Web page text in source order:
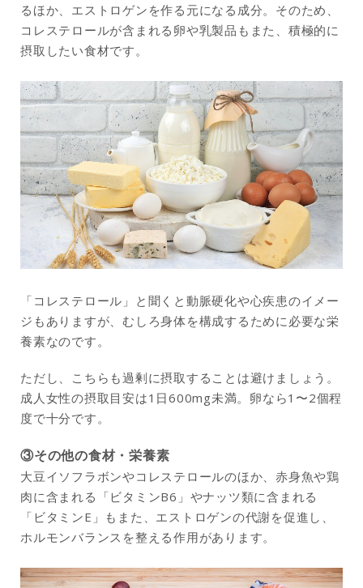
るほか、エストロゲンを作る元になる成分。そのため、
コレステロールが含まれる卵や乳製品もまた、積極的に
摂取したい食材です。
「コレステロール」と聞くと動脈硬化や心疾患のイメー
ジもありますが、むしろ身体を構成するために必要な栄
養素なのです。
ただし、こちらも過剰に摂取することは避けましょう。
成人女性の摂取目安は1日600mg未満。卵なら1〜2個程
度で十分です。
③その他の食材・栄養素
大豆イソフラボンやコレステロールのほか、赤身魚や鶏
肉に含まれる「ビタミンB6」やナッツ類に含まれる
「ビタミンE」もまた、エストロゲンの代謝を促進し、
ホルモンバランスを整える作用があります。